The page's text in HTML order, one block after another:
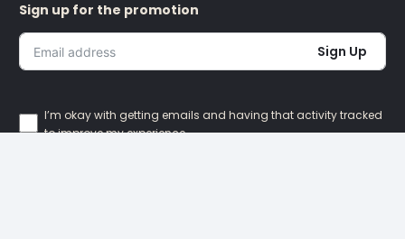
Sign up for the promotion
Sign Up
I’m okay with getting emails and having that activity tracked
to improve my experience.